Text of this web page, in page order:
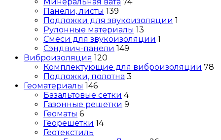
Панели, листы 139
Подложки для звукоизоляции 1
Рулонные материалы 13
Смеси для звукоизоляции 1
Сэндвич-панели 149
Виброизоляция 120
Комплектующие для виброизоляции 78
Подложки, полотна 3
Геоматериалы 146
Базальтовые сетки 4
Газонные решетки 9
Геоматы 6
Георешетки 14
Геотекстиль